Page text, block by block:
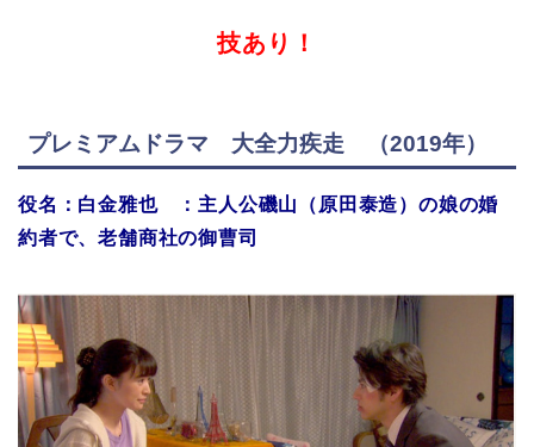
技あり！
プレミアムドラマ 大全力疾走 （2019年）
役名：白金雅也 ：主人公磯山（原田泰造）の娘の婚
約者で、老舗商社の御曹司